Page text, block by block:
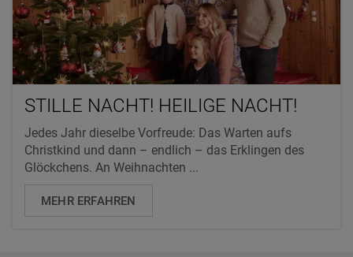
STILLE NACHT! HEILIGE NACHT!
Jedes Jahr dieselbe Vorfreude: Das Warten aufs
Christkind und dann – endlich – das Erklingen des
Glöckchens. An Weihnachten ...
MEHR ERFAHREN